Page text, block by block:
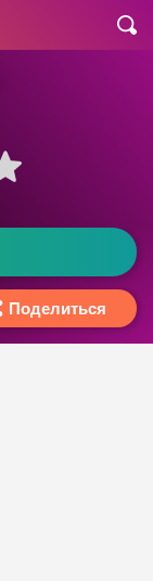
Поделиться